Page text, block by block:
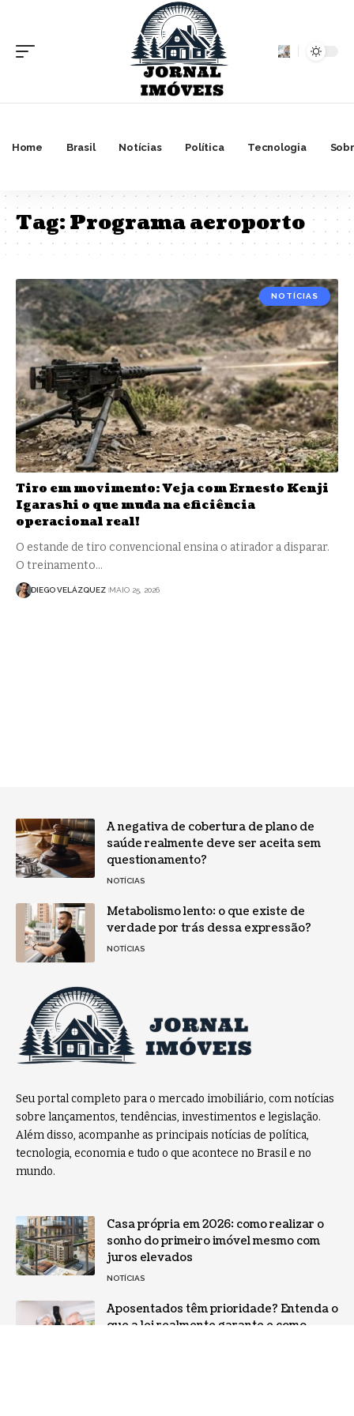
Home Brasil Notícias Política Tecnologia
Tag:Programa aeroporto
NOTÍCIAS
Tiro em movimento: Veja com Ernesto Kenji
Igarashi o que muda na eficiência
operacional real!
O estande de tiro convencional ensina o atirador a disparar.
O treinamento…
DIEGO VELÁZQUEZ MAIO 25, 2026
A negativa de cobertura de plano de
saúde realmente deve ser aceita sem
questionamento?
NOTÍCIAS
Metabolismo lento: o que existe de
verdade por trás dessa expressão?
NOTÍCIAS
Seu portal completo para o mercado imobiliário, com notícias
sobre lançamentos, tendências, investimentos e legislação.
Além disso, acompanhe as principais notícias de política,
tecnologia, economia e tudo o que acontece no Brasil e no
mundo.
Casa própria em 2026: como realizar o
sonho do primeiro imóvel mesmo com
juros elevados
NOTÍCIAS
Aposentados têm prioridade? Entenda o
que a lei realmente garante e como